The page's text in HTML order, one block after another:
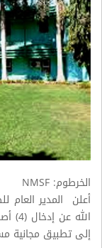
الخرطوم: NMSF
أعلن المدير العام
الله
إلى تطبيق مجانية